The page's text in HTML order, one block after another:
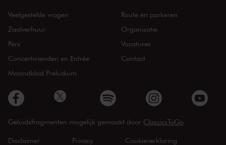
Veelgestelde vragen
Zaalverhuur
Pers
Concertvrienden en Entrée
Maandblad Preludium
Route en parkeren
Organisatie
Vacatures
Contact
Geluidsfragmenten mogelijk gemaakt door ClassicsToGo
Disclaimer Privacy Cookieverklaring